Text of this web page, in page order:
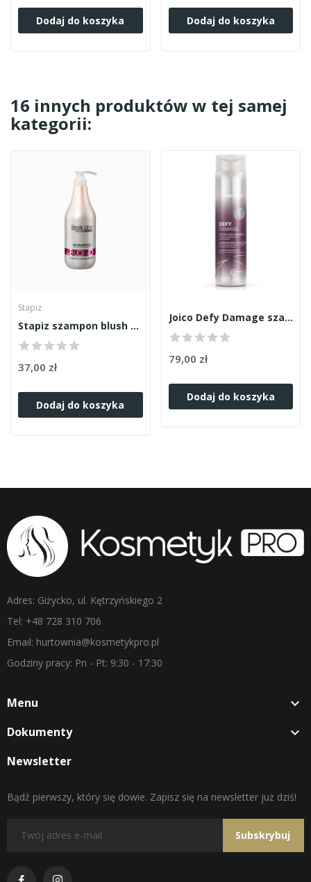
Dodaj do koszyka Dodaj do koszyka
16 innych produktów w tej samej
kategorii:
Stapiz
Stapiz szampon blush blond 1000ml
37,00 zł
Dodaj do koszyka
Joico Defy Damage szampon 300ml
79,00 zł
Dodaj do koszyka
Adres: Giżycko, ul. Kętrzyńskiego 2
Tel: +48 728 310 706
Email: hurtownia@kosmetykpro.pl
Godziny pracy: Pn - Pt: 9:30 - 17:30
Menu 
Dokumenty 
Newsletter
Bądź pierwszy, który się dowie. Zapisz się na newsletter już dziś!
Subskrybuj